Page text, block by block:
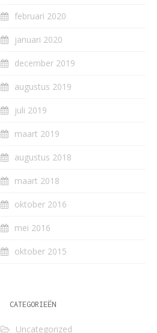
februari 2020
januari 2020
december 2019
augustus 2019
juli 2019
maart 2019
augustus 2018
maart 2018
oktober 2016
mei 2016
oktober 2015
CATEGORIEËN
Uncategorized